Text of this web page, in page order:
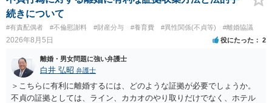
続きについて
#有責配偶者 #不倫慰謝料 #財産分与 #養育費 #異性関係(不貞等) #離婚協議
2026年8月5日 役にたった 2
離婚・男女問題に強い弁護士
白井 弘昭 弁護士
＞こちらに有利に離婚するには、どのような証拠が必要でしょうか。
不貞の証拠としては、ライン、カカオのやり取りだけでなく、ホテル